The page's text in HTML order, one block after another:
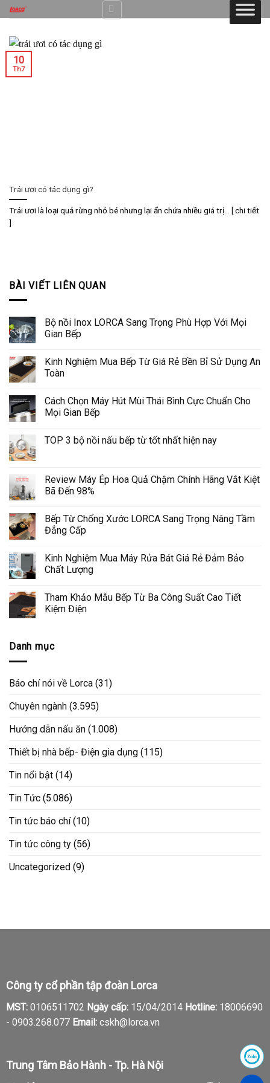
Skip
to
content
Trái ươi có tác dụng gì?
Trái ươi là loại quả rừng nhỏ bé nhưng lại ẩn chứa nhiều giá trị... [ chi tiết
]
10
Th7
BÀI VIẾT LIÊN QUAN
Bộ nồi Inox LORCA Sang Trọng Phù Hợp Với Mọi
Gian Bếp
Kinh Nghiệm Mua Bếp Từ Giá Rẻ Bền Bỉ Sử Dụng An
Toàn
Cách Chọn Máy Hút Mùi Thái Bình Cực Chuẩn Cho
Mọi Gian Bếp
TOP 3 bộ nồi nấu bếp từ tốt nhất hiện nay
Review Máy Ép Hoa Quả Chậm Chính Hãng Vắt Kiệt
Bã Đến 98%
Bếp Từ Chống Xước LORCA Sang Trọng Nâng Tầm
Đẳng Cấp
Kinh Nghiệm Mua Máy Rửa Bát Giá Rẻ Đảm Bảo
Chất Lượng
Tham Khảo Mẫu Bếp Từ Ba Công Suất Cao Tiết
Kiệm Điện
Danh mục
Báo chí nói về Lorca (31)
Chuyên ngành (3.595)
Hướng dẫn nấu ăn (1.008)
Thiết bị nhà bếp- Điện gia dụng (115)
Tin nổi bật (14)
Tin Tức (5.086)
Tin tức báo chí(10)
Tin tức công ty (56)
Uncategorized (9)
Công ty cổ phần tập đoàn Lorca
MST:0106511702 Ngày cấp:15/04/2014 Hotline:18006690
- 0903.268.077 Email:cskh@lorca.vn
Trung Tâm Bảo Hành - Tp. Hà Nội